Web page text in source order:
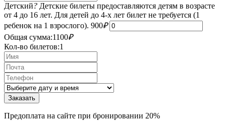
Детский? Детские билеты предоставляются детям в возрасте
от 4 до 16 лет. Для детей до 4-х лет билет не требуется (1
ребенок на 1 взрослого). 900₽
Общая сумма:1100₽
Кол-во билетов:1
Предоплата на сайте при бронировании 20%